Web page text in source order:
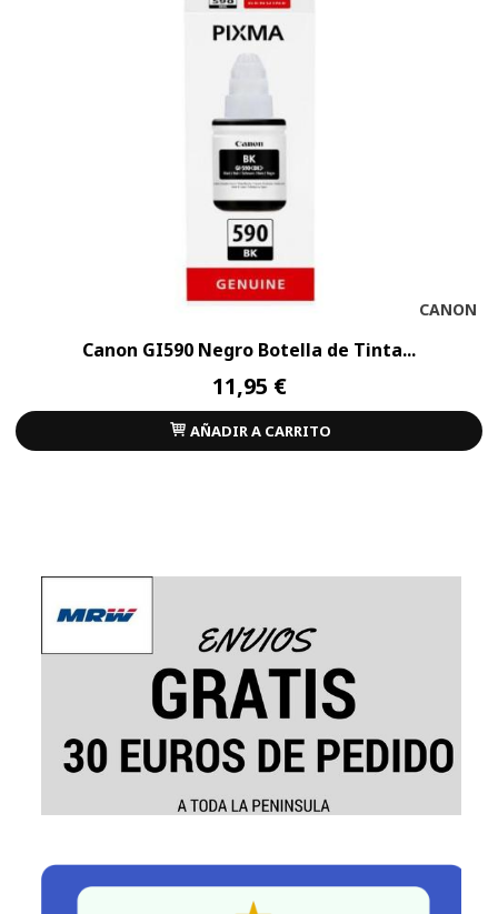
CANON
Canon GI590 Negro Botella de Tinta...
11,95 €
AÑADIR A CARRITO